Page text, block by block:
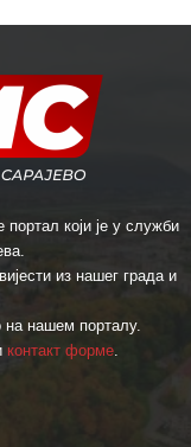
портал који је у служби
из нашег града и
на нашем порталу.
контакт форме.